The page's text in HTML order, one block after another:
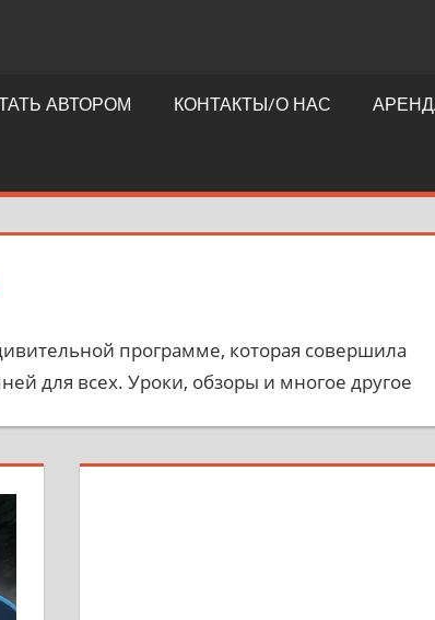
АВТОРОМ КОНТАКТЫ/О НАС
программе, которая совершила
для всех. Уроки, обзоры и многое другое